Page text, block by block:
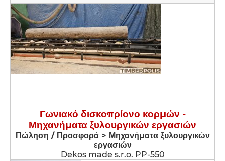
Γωνιακό δισκοπρίονο κορμών -
Μηχανήματα ξυλουργικών εργασιών
Πώληση / Προσφορά > Μηχανήματα ξυλουργικών
εργασιών
Dekos made s.r.o. PP-550